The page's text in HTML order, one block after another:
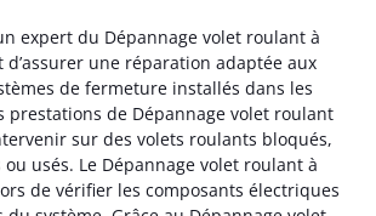
expert du Dépannage volet roulant à
d’assurer une réparation adaptée aux
de fermeture installés dans les
prestations de Dépannage volet roulant
sur des volets roulants bloqués,
usés. Le Dépannage volet roulant à
de vérifier les composants électriques